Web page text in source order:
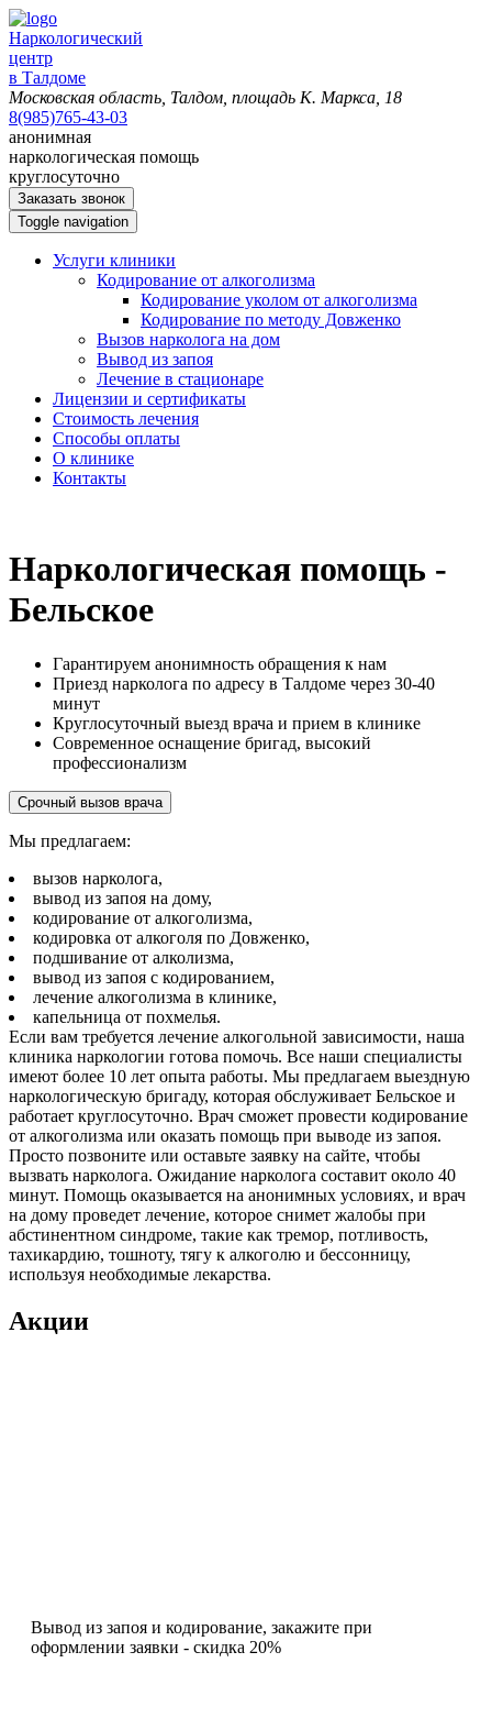
Наркологический
центр
в Талдоме
Московская область, Талдом, площадь К. Маркса, 18
8(985)765-43-03
анонимная
наркологическая помощь
круглосуточно
Заказать звонок
Toggle navigation
Услуги клиники
Кодирование от алкоголизма
Кодирование уколом от алкоголизма
Кодирование по методу Довженко
Вызов нарколога на дом
Вывод из запоя
Лечение в стационаре
Лицензии и сертификаты
Стоимость лечения
Способы оплаты
О клинике
Контакты
Наркологическая помощь -
Бельское
Гарантируем анонимность обращения к нам
Приезд нарколога по адресу в Талдоме через 30-40
минут
Круглосуточный выезд врача и прием в клинике
Современное оснащение бригад, высокий
профессионализм
Срочный вызов врача
Мы предлагаем:
вызов нарколога,
вывод из запоя на дому,
кодирование от алкоголизма,
кодировка от алкоголя по Довженко,
подшивание от алколизма,
вывод из запоя с кодированием,
лечение алкоголизма в клинике,
капельница от похмелья.
Если вам требуется лечение алкогольной зависимости, наша
клиника наркологии готова помочь. Все наши специалисты
имеют более 10 лет опыта работы. Мы предлагаем выездную
наркологическую бригаду, которая обслуживает Бельское и
работает круглосуточно. Врач сможет провести кодирование
от алкоголизма или оказать помощь при выводе из запоя.
Просто позвоните или оставьте заявку на сайте, чтобы
вызвать нарколога. Ожидание нарколога составит около 40
минут. Помощь оказывается на анонимных условиях, и врач
на дому проведет лечение, которое снимет жалобы при
абстинентном синдроме, такие как тремор, потливость,
тахикардию, тошноту, тягу к алкоголю и бессонницу,
используя необходимые лекарства.
Акции
Вывод из запоя и кодирование, закажите при
оформлении заявки - скидка 20%